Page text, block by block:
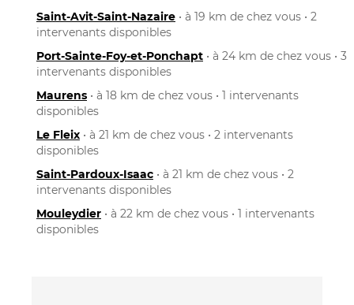
Saint-Avit-Saint-Nazaire • à 19 km de chez vous • 2
intervenants disponibles
Port-Sainte-Foy-et-Ponchapt • à 24 km de chez vous • 3
intervenants disponibles
Maurens • à 18 km de chez vous • 1 intervenants
disponibles
Le Fleix • à 21 km de chez vous • 2 intervenants
disponibles
Saint-Pardoux-Isaac • à 21 km de chez vous • 2
intervenants disponibles
Mouleydier • à 22 km de chez vous • 1 intervenants
disponibles